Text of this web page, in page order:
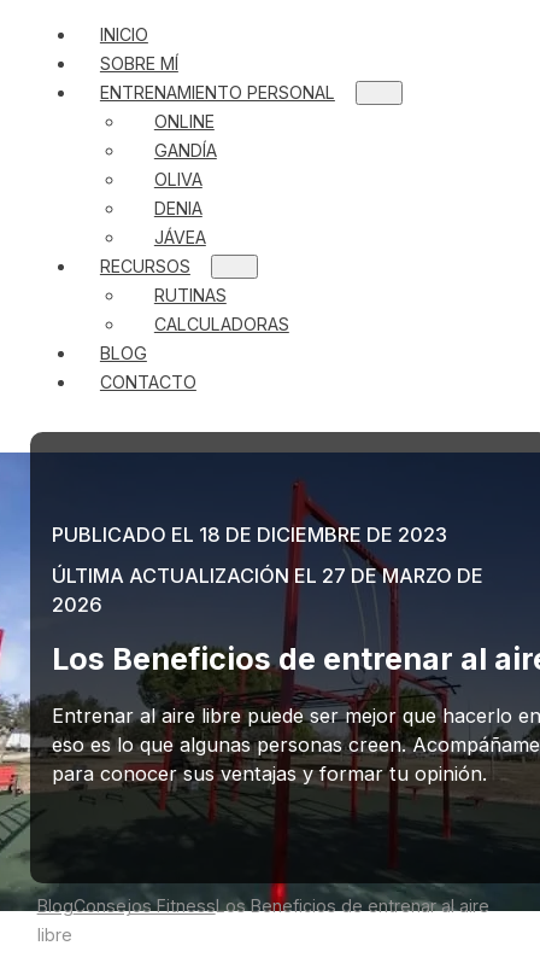
INICIO
SOBRE MÍ
ENTRENAMIENTO PERSONAL
ONLINE
GANDÍA
OLIVA
DENIA
JÁVEA
RECURSOS
RUTINAS
CALCULADORAS
BLOG
CONTACTO
PUBLICADO EL 18 DE DICIEMBRE DE 2023
ÚLTIMA ACTUALIZACIÓN EL 27 DE MARZO DE
2026
Los Beneficios de entrenar al
Entrenar al aire libre puede ser mejor que hacerlo
eso es lo que algunas personas creen.
para conocer sus ventajas y formar tu opinión.
BlogConsejos FitnessLos Beneficios de entrenar al aire
libre